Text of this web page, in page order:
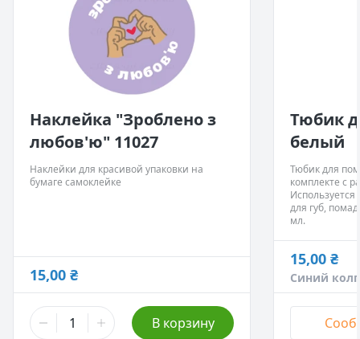
Наклейка "Зроблено з
любов'ю" 11027
Наклейки для красивой упаковки на
бумаге самоклейке
15,00 ₴
В корзину
Тюбик
белый
Тюбик для
комплекте с
для губ,
мл.
15,00 ₴
Синий
15,00 ₴
Синий
15,00 ₴
Красный